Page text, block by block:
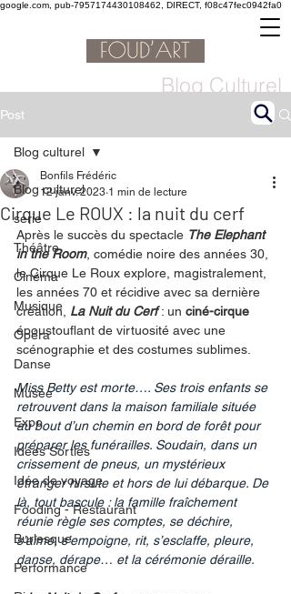
google.com, pub-7957174430108462, DIRECT, f08c47fec0942fa0
Blog Culturel
Post
Blog culturel
serie
Théâtre
Cinéma
Musique
Opéra
Danse
Musée
Expo
Idées Sorties
Idée de voyage
Fooding - Restaurant
Burlesque
Performance
Blog culturel
Cirque Le ROUX : la nuit du cerf
Bonfils Frédéric
12 janv. 2023 1 min de lecture
Après le succès du spectacle The Elephant
in the Room, comédie noire des années 30,
le Cirque Le Roux explore, magistralement,
les années 70 et récidive avec sa dernière
création, La Nuit du Cerf : un ciné-cirque
époustouflant de virtuosité avec une
scénographie et des costumes sublimes.
Miss Betty est morte…. Ses trois enfants se
retrouvent dans la maison familiale située
au bout d’un chemin en bord de forêt pour
préparer les funérailles. Soudain, dans un
crissement de pneus, un mystérieux
étranger hirsute et hors de lui débarque. De
là, tout bascule : la famille fraîchement
réunie règle ses comptes, se déchire,
s’aime, s’empoigne, rit, s’esclaffe, pleure,
danse, dérape… et la cérémonie déraille.